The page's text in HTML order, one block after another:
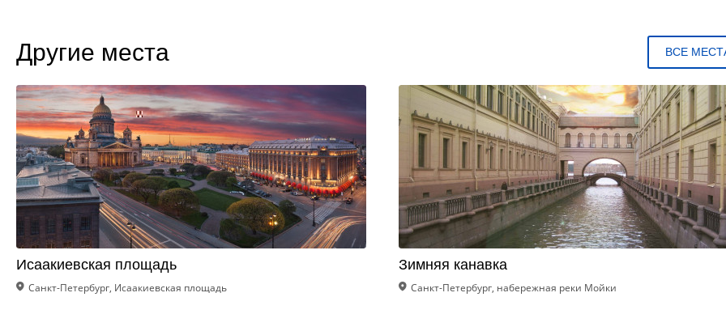
Другие места ВСЕ
Исаакиевская площадь
Санкт-Петербург, Исаакиевская площадь
Зимняя канавка
Санкт-Петербург, набережная реки Мойки